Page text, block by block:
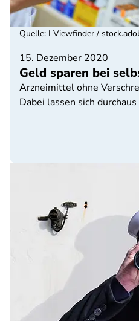
15. Dezember 2020
Geld sparen bei
Arzneimittel ohne
Dabei lassen sich
Quelle: I Viewfinder /